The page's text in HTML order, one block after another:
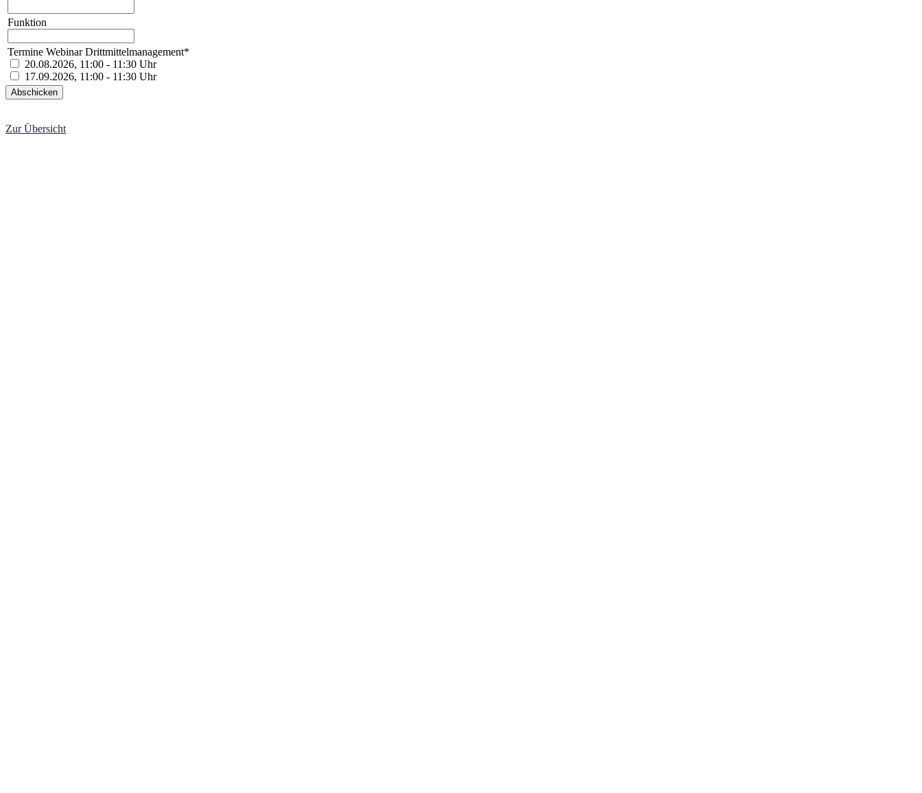
Funktion
Termine Webinar Drittmittelmanagement*
20.08.2026, 11:00 - 11:30 Uhr
17.09.2026, 11:00 - 11:30 Uhr
Zur Übersicht